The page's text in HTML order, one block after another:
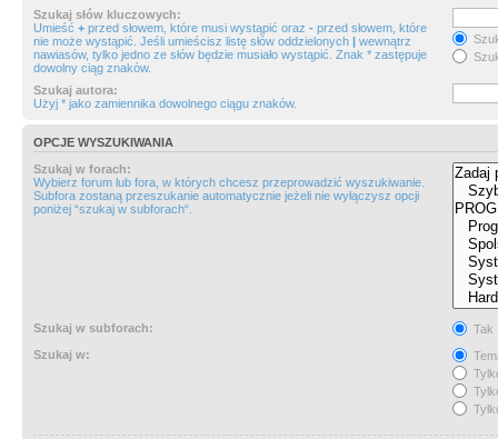
Szukaj słów kluczowych:
Umieść + przed słowem, które musi wystąpić oraz - przed słowem, które
nie może wystąpić. Jeśli umieścisz listę słów oddzielonych | wewnątrz
nawiasów, tylko jedno ze słów będzie musiało wystąpić. Znak * zastępuje
dowolny ciąg znaków.
Szukaj autora:
Użyj * jako zamiennika dowolnego ciągu znaków.
OPCJE WYSZUKIWANIA
Szukaj w forach:
Wybierz forum lub fora, w których chcesz przeprowadzić wyszukiwanie.
Subfora zostaną przeszukanie automatycznie jeżeli nie wyłączysz opcji
poniżej “szukaj w subforach“.
Szukaj w subforach:
Tak
Szukaj w: